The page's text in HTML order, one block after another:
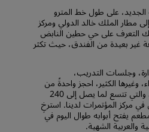
على طول خط المترو
مطار الملك خالد الدولي ومركز
التعرف على حي حطين النابض
غير بعيدة من الفندق، حيث تكثر
وجلسات التدريب،
وغيرها الكثير، احجز واحدةً من
قاعاتنا الحديثة للاجتماعات، والتي تتسع لما يصل إلى 240
مركز المؤتمرات لدينا. استرخِ
يفتح أبوابه طوال اليوم في
والعربية الشهية.